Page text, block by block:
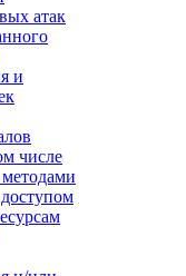
атак
и
числе